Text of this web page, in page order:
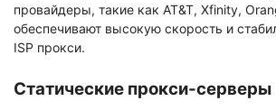
провайдеры, такие как AT&T, Xfinity,
обеспечивают высокую скорость и
ISP прокси.
Статические прокси-серверы